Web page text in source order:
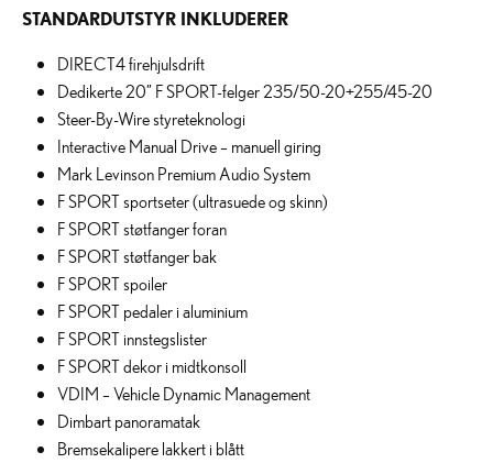
STANDARDUTSTYR INKLUDERER
DIRECT4 firehjulsdrift
Dedikerte 20” F SPORT-felger 235/50-20+255/45-20
Steer-By-Wire styreteknologi
Interactive Manual Drive – manuell giring
Mark Levinson Premium Audio System
F SPORT sportseter (ultrasuede og skinn)
F SPORT støtfanger foran
F SPORT støtfanger bak
F SPORT spoiler
F SPORT pedaler i aluminium
F SPORT innstegslister
F SPORT dekor i midtkonsoll
VDIM – Vehicle Dynamic Management
Dimbart panoramatak
Bremsekalipere lakkert i blått